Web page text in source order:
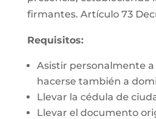
firmantes. Artículo 73
Requisitos:
Asistir personalmente
hacerse también a
Llevar la cédula de
Llevar el documento